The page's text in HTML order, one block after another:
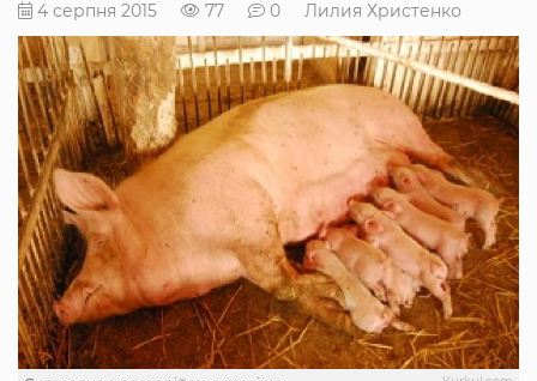
4 серпня 2015 77 0 Лилия Христенко